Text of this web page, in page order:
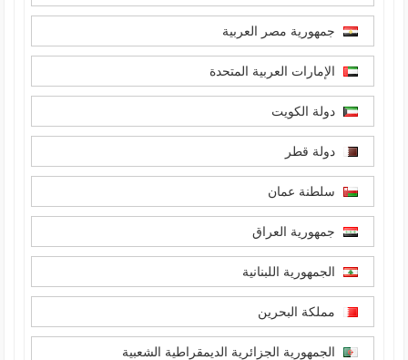
جمهورية مصر العربية
الإمارات العربية المتحدة
دولة الكويت
دولة قطر
سلطنة عمان
جمهورية العراق
الجمهورية اللبنانية
مملكة البحرين
الجمهورية الجزائرية الديمقراطية الشعبية